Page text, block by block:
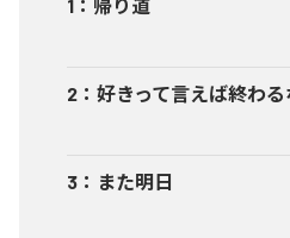
1 ： 帰り道
2 ： 好きって言えば終わる
3 ： また明日